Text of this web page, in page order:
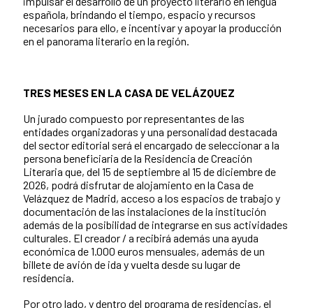
española, brindando el tiempo, espacio y recursos
necesarios para ello, e incentivar y apoyar la producción
en el panorama literario en la región.
TRES MESES EN LA CASA DE VELÁZQUEZ
Un jurado compuesto por representantes de las
entidades organizadoras y una personalidad destacada
del sector editorial será el encargado de seleccionar a la
persona beneficiaria de la Residencia de Creación
Literaria que, del 15 de septiembre al 15 de diciembre de
2026, podrá disfrutar de alojamiento en la Casa de
Velázquez de Madrid, acceso a los espacios de trabajo y
documentación de las instalaciones de la institución
además de la posibilidad de integrarse en sus actividades
culturales. El creador / a recibirá además una ayuda
económica de 1.000 euros mensuales, además de un
billete de avión de ida y vuelta desde su lugar de
residencia.
Por otro lado, y dentro del programa de residencias, el